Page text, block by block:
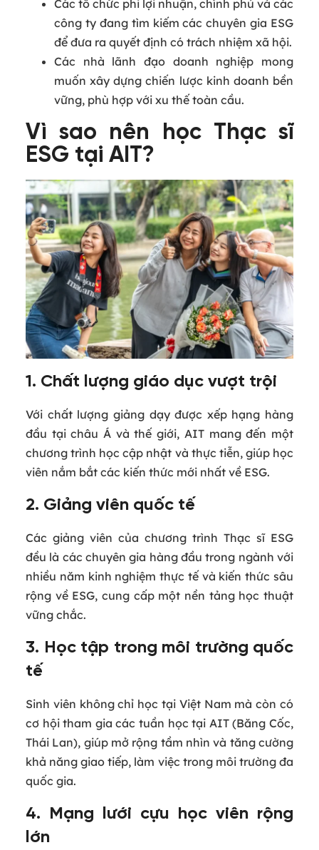
Các tổ chức phi lợi nhuận, chính phủ và các
công ty đang tìm kiếm các chuyên gia ESG
để đưa ra quyết định có trách nhiệm xã hội.
Các nhà lãnh đạo doanh nghiệp mong
muốn xây dựng chiến lược kinh doanh bền
vững, phù hợp với xu thế toàn cầu.
Vì sao nên học Thạc sĩ
ESG tại AIT?
1. Chất lượng giáo dục vượt trội
Với chất lượng giảng dạy được xếp hạng hàng
đầu tại châu Á và thế giới, AIT mang đến một
chương trình học cập nhật và thực tiễn, giúp học
viên nắm bắt các kiến thức mới nhất về ESG.
2. Giảng viên quốc tế
Các giảng viên của chương trình Thạc sĩ ESG
đều là các chuyên gia hàng đầu trong ngành với
nhiều năm kinh nghiệm thực tế và kiến thức sâu
rộng về ESG, cung cấp một nền tảng học thuật
vững chắc.
3. Học tập trong môi trường quốc
tế
Sinh viên không chỉ học tại Việt Nam mà còn có
cơ hội tham gia các tuần học tại AIT (Băng Cốc,
Thái Lan), giúp mở rộng tầm nhìn và tăng cường
khả năng giao tiếp, làm việc trong môi trường đa
quốc gia.
4. Mạng lưới cựu học viên rộng
lớn